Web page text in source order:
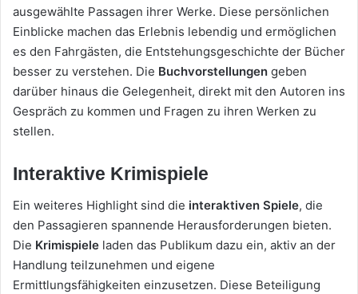
ausgewählte Passagen ihrer Werke. Diese persönlichen
Einblicke machen das Erlebnis lebendig und ermöglichen
es den Fahrgästen, die Entstehungsgeschichte der Bücher
besser zu verstehen. Die Buchvorstellungen geben
darüber hinaus die Gelegenheit, direkt mit den Autoren ins
Gespräch zu kommen und Fragen zu ihren Werken zu
stellen.
Interaktive Krimispiele
Ein weiteres Highlight sind die interaktiven Spiele, die
den Passagieren spannende Herausforderungen bieten.
Die Krimispiele laden das Publikum dazu ein, aktiv an der
Handlung teilzunehmen und eigene
Ermittlungsfähigkeiten einzusetzen. Diese Beteiligung